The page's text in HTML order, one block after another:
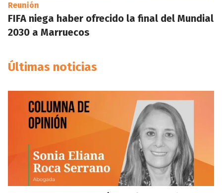
Reunión
FIFA niega haber ofrecido la final del Mundial
2030 a Marruecos
Últimas noticias